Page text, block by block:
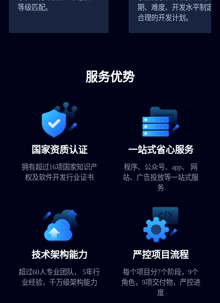
等级匹配。
期、难度、开发水平制定
合理的开发计划。
服务优势
国家资质认证
拥有超过16项国家知识产
权及软件开发行业证书
一站式省心服务
程序、公众号、app、 网
站、广告投放等一站式服
务
技术架构能力
超过60人专业团队， 5年行
业经验，千万级架构能力
严控项目流程
每个项目分7个阶段，9个
角色，9项交付物，严控进
度